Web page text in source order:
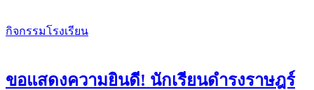
กิจกรรมโรงเรียน
ขอแสดงความยินดี! นักเรียนดำรงราษฎร์